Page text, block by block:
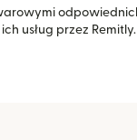
usług przez Remitly.